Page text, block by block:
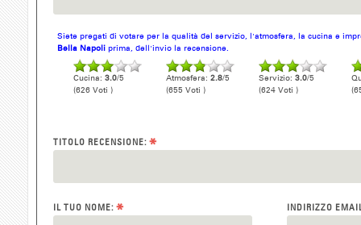
Siete pregati di votare per la qualità del servizio, l'atmosfera, la cucina e
Bella Napoli prima, dell'invio la recensione.
Cucina: 3.0/5
(626 Voti )
Atmosfera: 2.8/5
(655 Voti )
Servizio: 3.0/5
(624 Voti )
TITOLO RECENSIONE: *
IL TUO NOME: * INDIRIZZO